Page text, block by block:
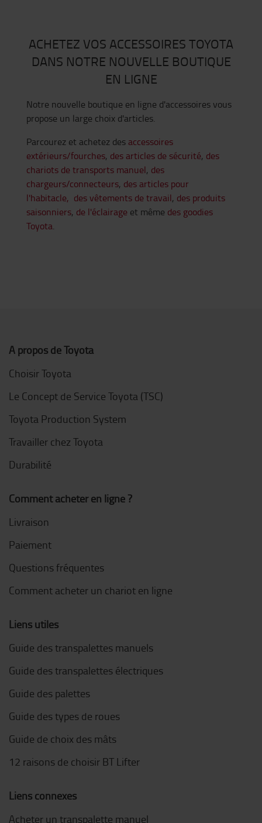
ACHETEZ VOS ACCESSOIRES TOYOTA
DANS NOTRE NOUVELLE BOUTIQUE
EN LIGNE
Notre nouvelle boutique en ligne d'accessoires vous
propose un large choix d'articles.
Parcourez et achetez des accessoires
extérieurs/fourches, des articles de sécurité, des
chariots de transports manuel, des
chargeurs/connecteurs, des articles pour
l'habitacle, des vêtements de travail, des produits
saisonniers, de l'éclairage et même des goodies
Toyota.
A propos de Toyota
Choisir Toyota
Le Concept de Service Toyota (TSC)
Toyota Production System
Travailler chez Toyota
Durabilité
Comment acheter en ligne ?
Livraison
Paiement
Questions fréquentes
Comment acheter un chariot en ligne
Liens utiles
Guide des transpalettes manuels
Guide des transpalettes électriques
Guide des palettes
Guide des types de roues
Guide de choix des mâts
12 raisons de choisir BT Lifter
Liens connexes
Acheter un transpalette manuel